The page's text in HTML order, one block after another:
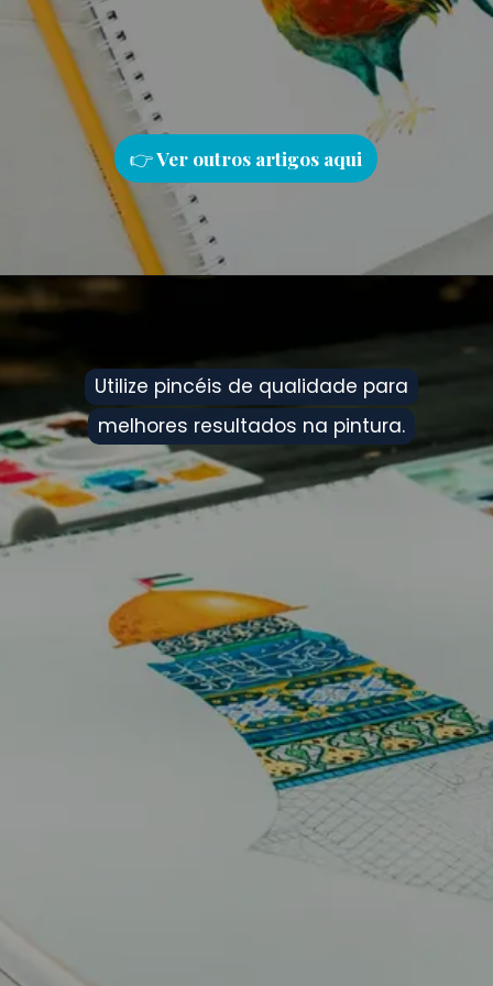
👉Ver outros artigos aqui
Utilize pincéis de qualidade para
melhores resultados na pintura.
Utilize pincéis de qualidade para
melhores resultados na pintura.